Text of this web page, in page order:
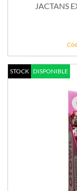
JACTANS
STOCK DISPONIBLE